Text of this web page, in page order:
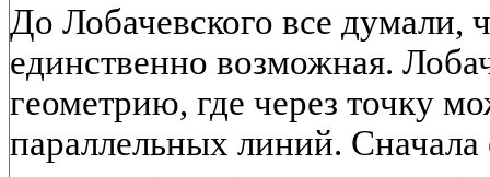
До Лобачевского все думали,
единственно возможная.
геометрию, где через точку
параллельных линий.